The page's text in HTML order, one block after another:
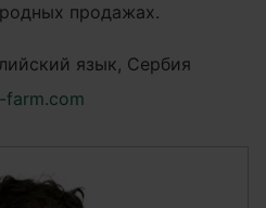
продажах.
язык, Сербия
farm.com